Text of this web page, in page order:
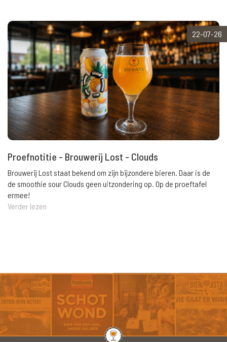
22-07-26
Proefnotitie - Brouwerij Lost - Clouds
Brouwerij Lost staat bekend om zijn bijzondere bieren. Daar is de
de smoothie sour Clouds geen uitzondering op. Op de proeftafel
ermee!
Verder lezen